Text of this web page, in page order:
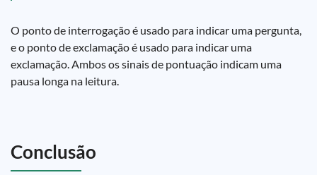
O ponto de interrogação é usado para indicar uma pergunta,
e o ponto de exclamação é usado para indicar uma
exclamação. Ambos os sinais de pontuação indicam uma
pausa longa na leitura.
Conclusão